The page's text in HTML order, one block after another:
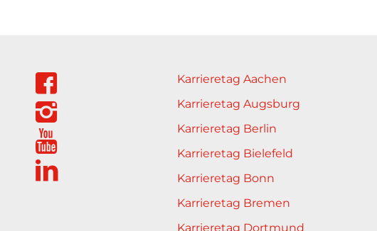
Karrieretag Aachen
Karrieretag Augsburg
Karrieretag Berlin
Karrieretag Bielefeld
Karrieretag Bonn
Karrieretag Bremen
Karrieretag Dortmund